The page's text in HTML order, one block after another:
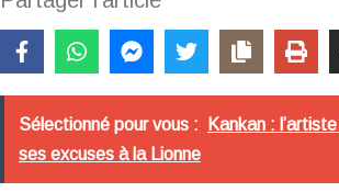
Sélectionné pour vous :
Kankan :
ses excuses à la Lionne